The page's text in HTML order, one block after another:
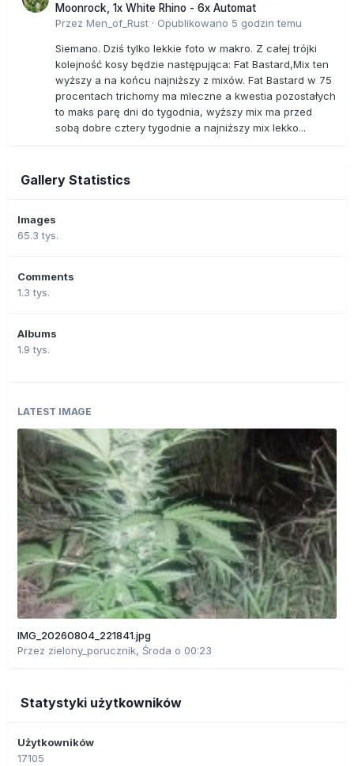
Moonrock, 1x White Rhino - 6x Automat
Przez Men_of_Rust · Opublikowano 5 godzin temu
Siemano. Dziś tylko lekkie foto w makro. Z całej trójki
kolejność kosy będzie następująca: Fat Bastard,Mix ten
wyższy a na końcu najniższy z mixów. Fat Bastard w 75
procentach trichomy ma mleczne a kwestia pozostałych
to maks parę dni do tygodnia, wyższy mix ma przed
sobą dobre cztery tygodnie a najniższy mix lekko...
Gallery Statistics
Images
65.3 tys.
Comments
1.3 tys.
Albums
1.9 tys.
LATEST IMAGE
IMG_20260804_221841.jpg
Przez zielony_porucznik, Środa o 00:23
Statystyki użytkowników
Użytkowników
17105